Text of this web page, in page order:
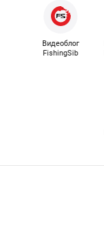
Видеоблог
FishingSib